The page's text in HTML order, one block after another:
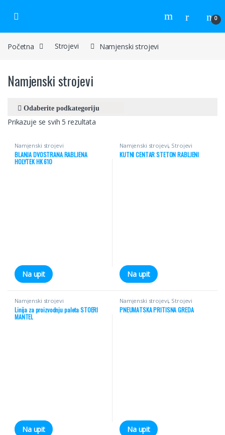
0
Početna Strojevi Namjenski strojevi
Namjenski strojevi
Prikazuje se svih 5 rezultata
Namjenski strojevi
BLANJA DVOSTRANA RABLJENA
HOLYTEK HK 610
Na upit
Namjenski strojevi, Strojevi
KUTNI CENTAR STETON RABLJENI
Na upit
Namjenski strojevi
Linija za proizvodnju paleta STOERI
MANTEL
Na upit
Namjenski strojevi, Strojevi
PNEUMATSKA PRITISNA GREDA
Na upit